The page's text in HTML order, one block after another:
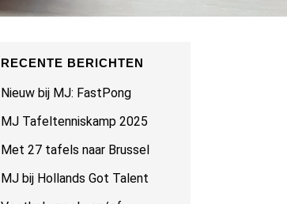
RECENTE BERICHTEN
Nieuw bij MJ: FastPong
MJ Tafeltenniskamp 2025
Met 27 tafels naar Brussel
MJ bij Hollands Got Talent